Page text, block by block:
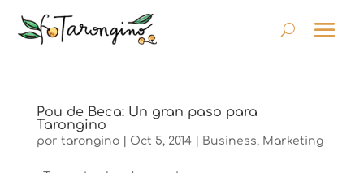
Pou de Beca: Un gran paso para
Tarongino
por tarongino| Oct 5, 2014| Business, Marketing